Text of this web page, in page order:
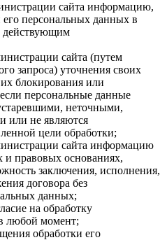
сайта информацию,
персональных данных в
действующим
сайта (путем
запроса) уточнения своих
блокирования или
персональные данные
неточными,
или не являются
цели обработки;
сайта информацию
и правовых основаниях,
заключения, исполнения,
договора без
данных;
на обработку
любой момент;
обработки его